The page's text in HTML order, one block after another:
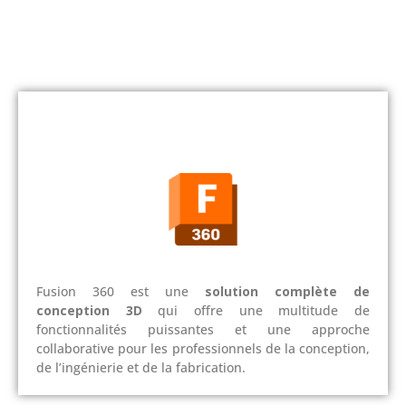
Fusion 360 est une solution complète de
conception 3D qui offre une multitude de
fonctionnalités puissantes et une approche
collaborative pour les professionnels de la conception,
de l’ingénierie et de la fabrication.